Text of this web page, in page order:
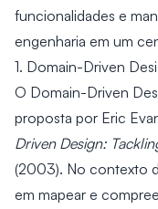
funcionalidades e
engenharia em um
1. Domain-Driven
O Domain-Driven
proposta por Eric
Driven Design:
(2003). No contexto
em mapear e